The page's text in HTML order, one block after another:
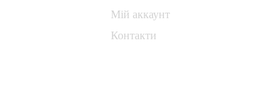
Мій аккаунт
Контакти